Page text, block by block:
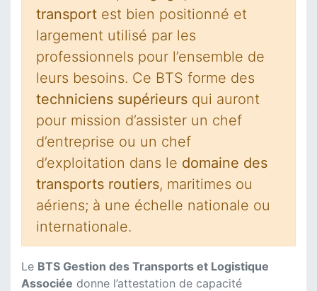
transport est bien positionné et
largement utilisé par les
professionnels pour l’ensemble de
leurs besoins. Ce BTS forme des
techniciens supérieurs qui auront
pour mission d’assister un chef
d’entreprise ou un chef
d’exploitation dans le domaine des
transports routiers, maritimes ou
aériens; à une échelle nationale ou
internationale.
Le BTS Gestion des Transports et Logistique
Associée donne l’attestation de capacité